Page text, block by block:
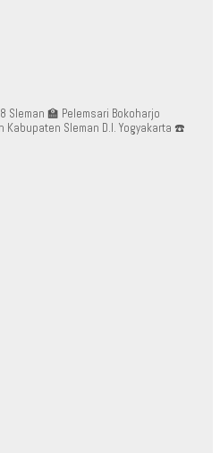
Sleman 🏫 Pelemsari Bokoharjo
Kabupaten Sleman D.I. Yogyakarta ☎️